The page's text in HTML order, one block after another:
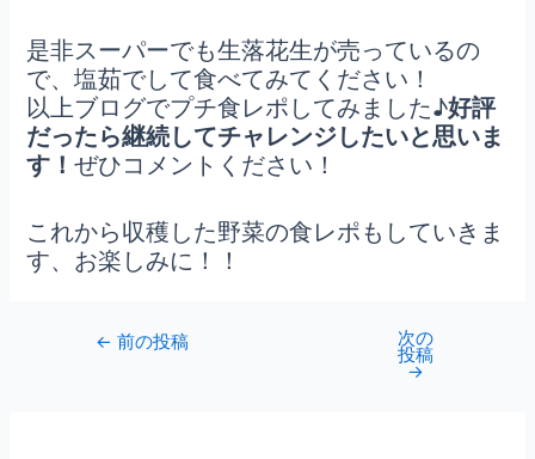
是非スーパーでも生落花生が売っているの
で、塩茹でして食べてみてください！
以上ブログでプチ食レポしてみました♪好評
だったら継続してチャレンジしたいと思いま
す！ぜひコメントください！
これから収穫した野菜の食レポもしていきま
す、お楽しみに！！
← 前の投稿 次の
投稿
→